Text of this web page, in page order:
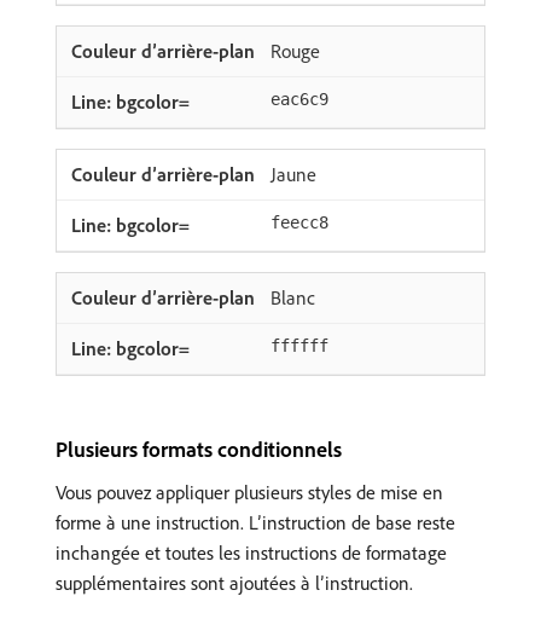
Rouge
eac6c9
Jaune
feecc8
Blanc
ffffff
Plusieurs formats conditionnels
Vous pouvez appliquer plusieurs styles de mise en
forme à une instruction. L’instruction de base reste
inchangée et toutes les instructions de formatage
supplémentaires sont ajoutées à l’instruction.